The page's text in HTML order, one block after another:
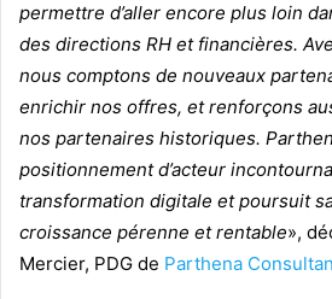
permettre d’aller encore plus loin
des directions RH et financières.
nous comptons de nouveaux
enrichir nos offres, et renforçons
nos partenaires historiques.
positionnement d’acteur
transformation digitale et poursuit
croissance pérenne et rentable»,
Mercier, PDG de Parthena